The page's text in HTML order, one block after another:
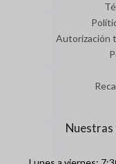
Autorización
Nuestras